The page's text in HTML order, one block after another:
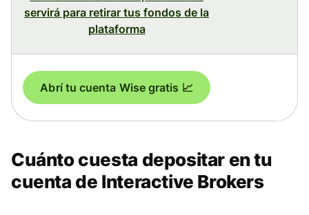
servirá para retirar tus fondos de la
plataforma
Abrí tu cuenta Wise gratis 📈
Cuánto cuesta depositar en tu
cuenta de Interactive Brokers